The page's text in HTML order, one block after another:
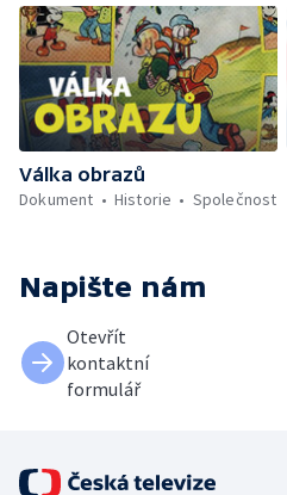
Válka obrazů
Dokument
Historie Společnost
Napište nám
Otevřít
kontaktní
formulář